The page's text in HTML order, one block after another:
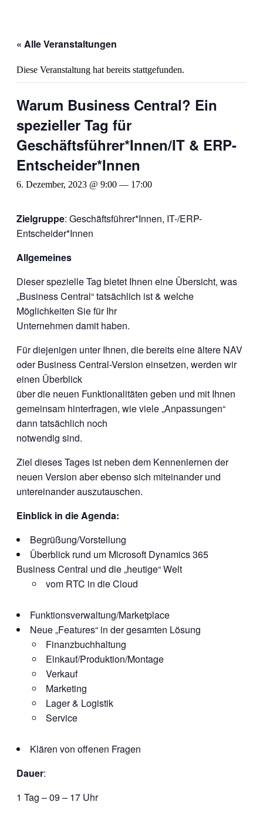
« Alle Veranstaltungen
Diese Veranstaltung hat bereits stattgefunden.
Warum Business Central? Ein
spezieller Tag für
Geschäftsführer*Innen/IT & ERP-
Entscheider*Innen
6. Dezember, 2023 @ 9:00 — 17:00
Zielgruppe: Geschäftsführer*Innen, IT-/ERP-
Entscheider*Innen
Allgemeines
Dieser spezielle Tag bietet Ihnen eine Übersicht, was
„Business Central“ tatsächlich ist & welche
Möglichkeiten Sie für Ihr
Unternehmen damit haben.
Für diejenigen unter Ihnen, die bereits eine ältere NAV
oder Business Central-Version einsetzen, werden wir
einen Überblick
über die neuen Funktionalitäten geben und mit Ihnen
gemeinsam hinterfragen, wie viele „Anpassungen“
dann tatsächlich noch
notwendig sind.
Ziel dieses Tages ist neben dem Kennenlernen der
neuen Version aber ebenso sich miteinander und
untereinander auszutauschen.
Einblick in die Agenda:
Begrüßung/Vorstellung
Überblick rund um Microsoft Dynamics 365
Business Central und die „heutige“ Welt
vom RTC in die Cloud
Funktionsverwaltung/Marketplace
Neue „Features“ in der gesamten Lösung
Finanzbuchhaltung
Einkauf/Produktion/Montage
Verkauf
Marketing
Lager & Logistik
Service
Klären von offenen Fragen
Dauer:
1 Tag – 09 – 17 Uhr